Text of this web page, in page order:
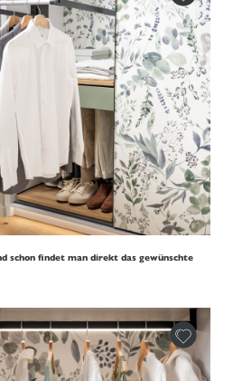
schon findet man direkt das gewünschte